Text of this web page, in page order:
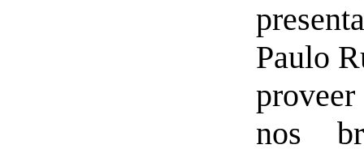
Paulo
nos